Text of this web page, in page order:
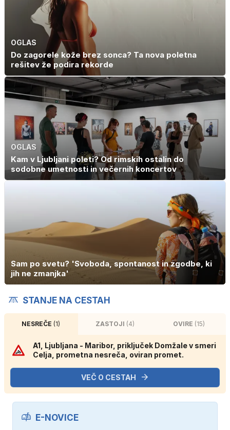
OGLAS
Do zagorele kože brez sonca? Ta nova poletna
rešitev že podira rekorde
OGLAS
Kam v Ljubljani poleti? Od rimskih ostalin do
sodobne umetnosti in večernih koncertov
Sam po svetu? 'Svoboda, spontanost in zgodbe, ki
jih ne zmanjka'
STANJE NA CESTAH
NESREČE(1) ZASTOJI (4) OVIRE (15)
A1, Ljubljana - Maribor, priključek Domžale v smeri
Celja, prometna nesreča, oviran promet.
VEČ O CESTAH
E-NOVICE